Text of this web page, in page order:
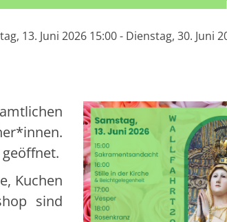
13. Juni 2026 15:00 - Dienstag, 30. Juni
Kuchen
sind